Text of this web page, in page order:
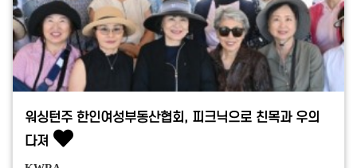
워싱턴주 한인여성부동산협회, 피크닉으로 친목과 우의
다져